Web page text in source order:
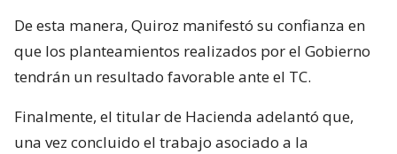
De esta manera, Quiroz manifestó su confianza en
que los planteamientos realizados por el Gobierno
tendrán un resultado favorable ante el TC.
Finalmente, el titular de Hacienda adelantó que,
una vez concluido el trabajo asociado a la